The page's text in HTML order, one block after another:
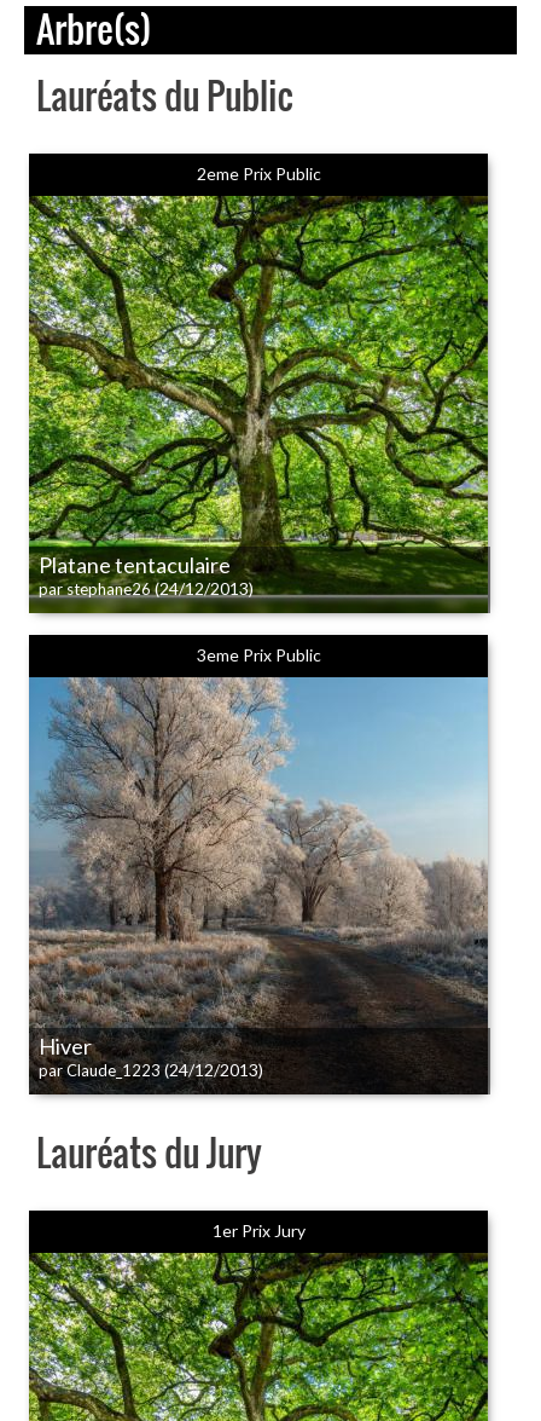
Arbre(s)
Lauréats du Public
2eme Prix Public
Platane tentaculaire
par stephane26(24/12/2013)
3eme Prix Public
Hiver
par Claude_1223(24/12/2013)
Lauréats du Jury
1er Prix Jury